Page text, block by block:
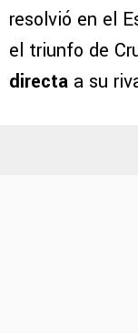
resolvió en el
el triunfo de
directa a su